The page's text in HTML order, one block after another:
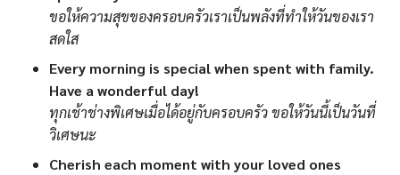
ขอให้ความสุขของครอบครัวเราเป็นพลังที่ทำให้วันของเรา
สดใส
Every morning is special when spent with family.
Have a wonderful day!
ทุกเช้าช่างพิเศษเมื่อได้อยู่กับครอบครัว ขอให้วันนี้เป็นวันที่
วิเศษนะ
Cherish each moment with your loved ones